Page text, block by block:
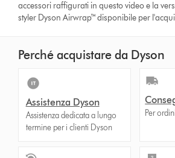
accessori raffigurati in questo video e la
styler Dyson Airwrap™ disponibile per
Perché acquistare da Dyson
Assistenza Dyson
Assistenza dedicata a lungo
termine per i clienti Dyson
Per